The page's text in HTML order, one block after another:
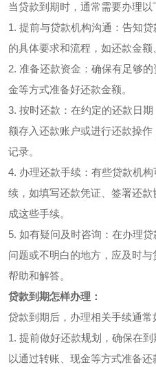
当贷款到期时，通常需要办理以
1. 提前与贷款机构沟通：告知
的具体要求和流程，如还款金额
2. 准备还款资金：确保有足够
金等方式准备好还款金额。
3. 按时还款：在约定的还款日
额存入还款账户或进行还款操
记录。
4. 办理还款手续：有些贷款机
续，如填写还款凭证、签署还
成这些手续。
5. 如有疑问及时咨询：在办理
问题或不明白的地方，应及时
帮助和解答。
贷款到期怎样办理：
贷款到期后，办理相关手续通常
1. 提前做好还款规划，确保在
以通过转账、现金等方式准备还